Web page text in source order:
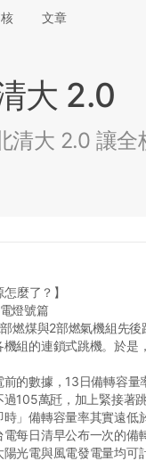
文章
大 2.0
清大 2.0 讓全
麼了？】
燈號篇
燃煤與2部燃氣機組先
機組的連鎖式跳機。於
的數據，13日備轉容量
105萬瓩，加上緊接著
」備轉容量率其實遠低
每日清早公布一次的備
光電與風電發電量均